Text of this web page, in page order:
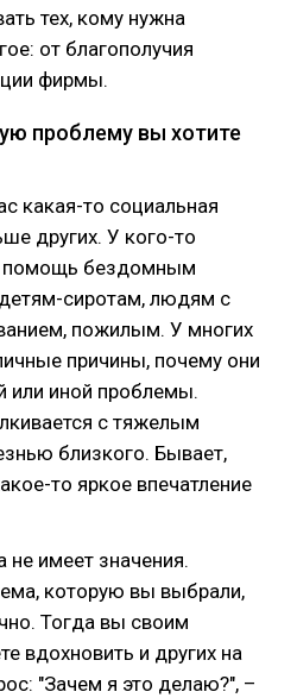
тех, кому нужна
от благополучия
фирмы.
проблему вы хотите
какая-то социальная
других. У кого-то
помощь бездомным
сиротам, людям с
пожилым. У многих
причины, почему они
или иной проблемы.
с тяжелым
близкого. Бывает,
то яркое впечатление
не имеет значения.
которую вы выбрали,
Тогда вы своим
вдохновить и других на
"Зачем я это делаю?", –